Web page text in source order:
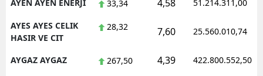
AYEN AYEN ENERJI 33,34 4,58 51.214.311,00
AYES AYES CELIK
HASIR VE CIT
28,32 7,60 25.560.010,74
AYGAZ AYGAZ 267,50 4,39 422.800.552,50